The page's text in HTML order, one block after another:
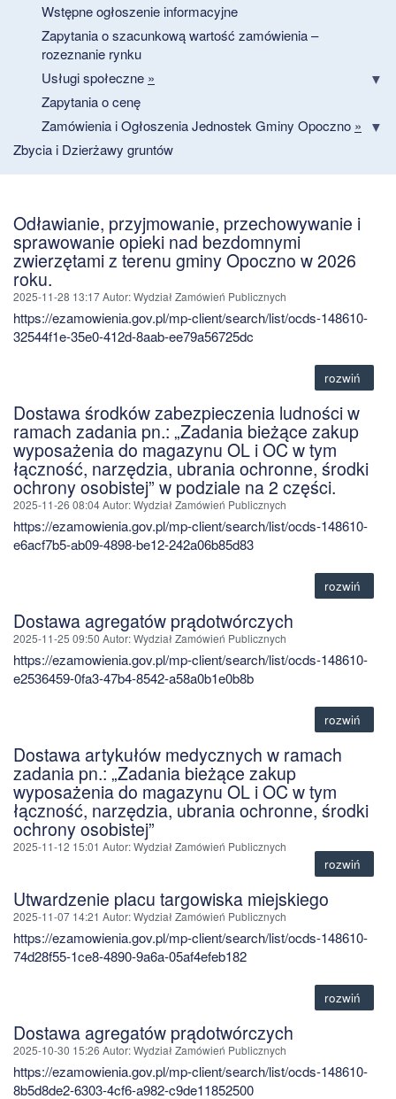
Wstępne ogłoszenie informacyjne
Zapytania o szacunkową wartość zamówienia –
rozeznanie rynku
Usługi społeczne »
Zapytania o cenę
Zamówienia i Ogłoszenia Jednostek Gminy Opoczno »
Zbycia i Dzierżawy gruntów
Odławianie, przyjmowanie, przechowywanie i
sprawowanie opieki nad bezdomnymi
zwierzętami z terenu gminy Opoczno w 2026
roku.
2025-11-28 13:17Autor: Wydział Zamówień Publicznych
https://ezamowienia.gov.pl/mp-client/search/list/ocds-148610-
32544f1e-35e0-412d-8aab-ee79a56725dc
rozwiń
Dostawa środków zabezpieczenia ludności w
ramach zadania pn.: „Zadania bieżące zakup
wyposażenia do magazynu OL i OC w tym
łączność, narzędzia, ubrania ochronne, środki
ochrony osobistej” w podziale na 2 części.
2025-11-26 08:04Autor: Wydział Zamówień Publicznych
https://ezamowienia.gov.pl/mp-client/search/list/ocds-148610-
e6acf7b5-ab09-4898-be12-242a06b85d83
rozwiń
Dostawa agregatów prądotwórczych
2025-11-25 09:50 Autor: Wydział Zamówień Publicznych
https://ezamowienia.gov.pl/mp-client/search/list/ocds-148610-
e2536459-0fa3-47b4-8542-a58a0b1e0b8b
rozwiń
Dostawa artykułów medycznych w ramach
zadania pn.: „Zadania bieżące zakup
wyposażenia do magazynu OL i OC w tym
łączność, narzędzia, ubrania ochronne, środki
ochrony osobistej”
2025-11-12 15:01 Autor: Wydział Zamówień Publicznych
rozwiń
Utwardzenie placu targowiska miejskiego
2025-11-07 14:21 Autor: Wydział Zamówień Publicznych
https://ezamowienia.gov.pl/mp-client/search/list/ocds-148610-
74d28f55-1ce8-4890-9a6a-05af4efeb182
rozwiń
Dostawa agregatów prądotwórczych
2025-10-30 15:26 Autor: Wydział Zamówień Publicznych
https://ezamowienia.gov.pl/mp-client/search/list/ocds-148610-
8b5d8de2-6303-4cf6-a982-c9de11852500